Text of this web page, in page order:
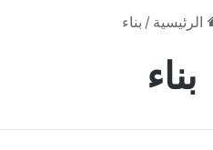
الرئيسية / بناء
بناء